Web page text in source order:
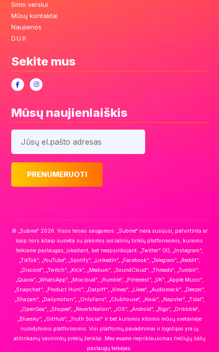
Smm verslui
Mūsų kontaktai
Naujienos
D.U.K
Sekite mus
Mūsų naujienlaiškis
© „Subme“ 2026. Visos teisės saugomos. „Subme“ nėra susijusi, patvirtinta ar
kaip nors kitaip susieta su jokiomis socialinių tinklų platformomis, kurioms
teikiame paslaugas, įskaitant, bet neapsiribojant: „Twitter“ (X), „Instagram“,
„TikTok“, „YouTube“, „Spotify“, „LinkedIn“, „Facebook“, „Telegram“, „Reddit“,
„Discord“, „Twitch“, „Kick“, „Medium“, „SoundCloud“, „Threads“, „Tumblr“,
„Quora“, „WhatsApp“, „Mixcloud“, „Rumble“, „Pinterest“, „VK“, „Apple Music“,
„Snapchat“, „Product Hunt“, „Datpiff“, „Vimeo“, „Likee“, „Audiomack“, „Deezer“,
„Shazam“, „Dailymotion“, „OnlyFans“, „Clubhouse“, „Kwai“, „Napster“, „Tidal“,
„OpenSea“, „Shopee“, „ReverbNation“, „iOS“, „Android“, „Bigo“, „Dribbble“,
„Bluesky“, „GitHub“, „Truth Social“ ir bet kuriomis kitomis mūsų svetainėje
nurodytomis platformomis. Visi platformų pavadinimai ir logotipai yra jų
atitinkamų savininkų prekių ženklai. Mes esame nepriklausomas trečiųjų šalių
paslaugų teikėjas.